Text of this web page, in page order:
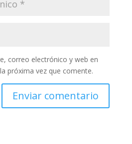
correo electrónico y web en
próxima vez que comente.